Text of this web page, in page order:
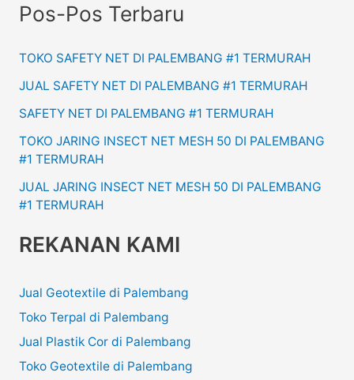
Pos-Pos Terbaru
TOKO SAFETY NET DI PALEMBANG #1 TERMURAH
JUAL SAFETY NET DI PALEMBANG #1 TERMURAH
SAFETY NET DI PALEMBANG #1 TERMURAH
TOKO JARING INSECT NET MESH 50 DI PALEMBANG
#1 TERMURAH
JUAL JARING INSECT NET MESH 50 DI PALEMBANG
#1 TERMURAH
REKANAN KAMI
Jual Geotextile di Palembang
Toko Terpal di Palembang
Jual Plastik Cor di Palembang
Toko Geotextile di Palembang